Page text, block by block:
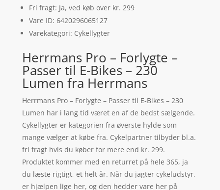
Fri fragt: Ja, ved køb over kr. 299
Vare ID: 6420296065127
Varekategori: Cykellygter
Herrmans Pro – Forlygte –
Passer til E-Bikes – 230
Lumen fra Herrmans
Herrmans Pro – Forlygte – Passer til E-Bikes – 230
Lumen har i lang tid været en af de bedst sælgende.
Cykellygter er kategorien fra øverste hylde som
mange vælger at købe fra. Cykelpartner tilbyder bl.a.
fri fragt hvis du køber for mere end kr. 299.
Produktet kommer med en returret på hele 365, ja
du læste rigtigt, et helt år. Når du jagter cykeludstyr,
er hjælpen lige her, og den hedder vare her på